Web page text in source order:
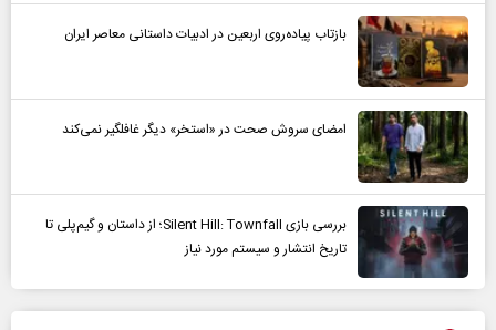
بازتاب پیاده‌روی اربعین در ادبیات داستانی معاصر ایران
امضای سروش صحت در «استخر» دیگر غافلگیر نمی‌کند
بررسی بازی Silent Hill: Townfall؛ از داستان و گیم‌پلی تا
تاریخ انتشار و سیستم مورد نیاز